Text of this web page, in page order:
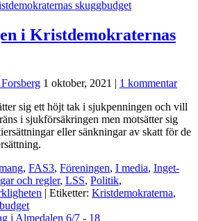
i Kristdemokraternas
1 oktober, 2021 | 1 kommentar
sig ett höjt tak i sjukpenningen och vill
i sjukförsäkringen men motsätter sig
eller sänkningar av skatt för de
, FAS3, Föreningen, I media, Inget-
och regler, LSS, Politik,
| Etiketter: Kristdemokraterna,